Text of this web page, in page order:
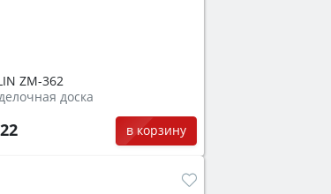
ZM-362
доска
в корзину